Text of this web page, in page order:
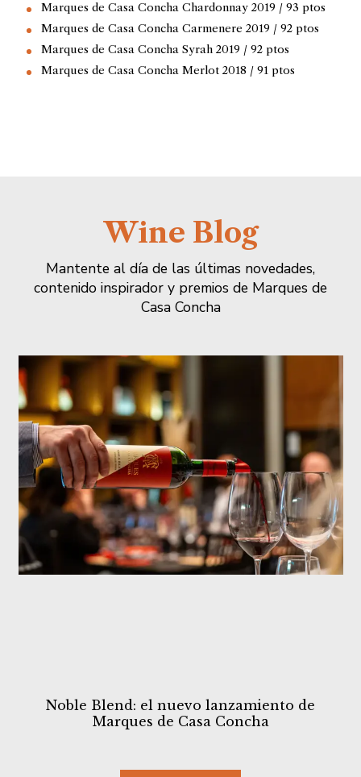
Marques de Casa Concha Chardonnay 2019 / 93 ptos
Marques de Casa Concha Carmenere 2019 / 92 ptos
Marques de Casa Concha Syrah 2019 / 92 ptos
Marques de Casa Concha Merlot 2018 / 91 ptos
Wine Blog
Mantente al día de las últimas novedades,
contenido inspirador y premios de Marques de
Casa Concha
Noble Blend: el nuevo lanzamiento de
Marques de Casa Concha